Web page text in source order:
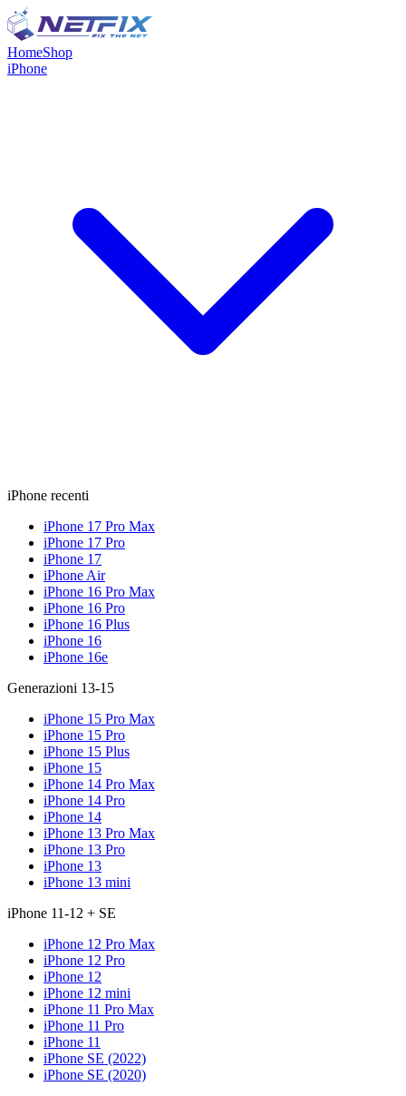
HomeShop
iPhone
iPhone recenti
iPhone 17 Pro Max
iPhone 17 Pro
iPhone 17
iPhone Air
iPhone 16 Pro Max
iPhone 16 Pro
iPhone 16 Plus
iPhone 16
iPhone 16e
Generazioni 13-15
iPhone 15 Pro Max
iPhone 15 Pro
iPhone 15 Plus
iPhone 15
iPhone 14 Pro Max
iPhone 14 Pro
iPhone 14
iPhone 13 Pro Max
iPhone 13 Pro
iPhone 13
iPhone 13 mini
iPhone 11-12 + SE
iPhone 12 Pro Max
iPhone 12 Pro
iPhone 12
iPhone 12 mini
iPhone 11 Pro Max
iPhone 11 Pro
iPhone 11
iPhone SE (2022)
iPhone SE (2020)